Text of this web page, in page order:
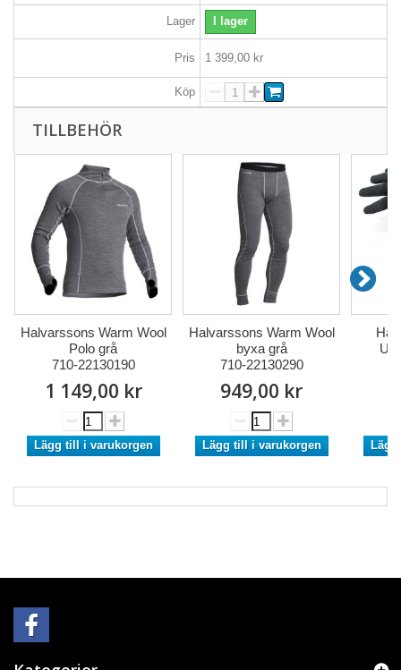
Lager I lager
Pris 1 399,00 kr
Köp
TILLBEHÖR
Halvarssons Warm Wool
Polo grå
710-22130190
1 149,00 kr
Lägg till i varukorgen
Halvarssons Warm Wool
byxa grå
710-22130290
949,00 kr
Lägg till i varukorgen